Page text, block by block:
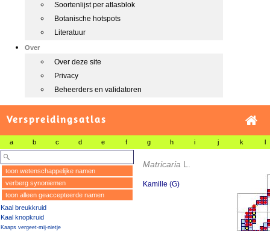
Soortenlijst per atlasblok
Botanische hotspots
Literatuur
Over
Over deze site
Privacy
Beheerders en validatoren
Verspreidingsatlas
a b c d e f g h i j k l
toon wetenschappelijke namen
verberg synoniemen
toon alleen geaccepteerde namen
Kaal breukkruid
Kaal knopkruid
Kaaps vergeet-mij-nietje
Matricaria L.
Kamille (G)